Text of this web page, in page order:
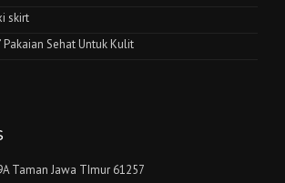
skirt
Pakaian Sehat Untuk Kulit
Taman Jawa TImur 61257